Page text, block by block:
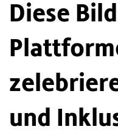
Diese
und